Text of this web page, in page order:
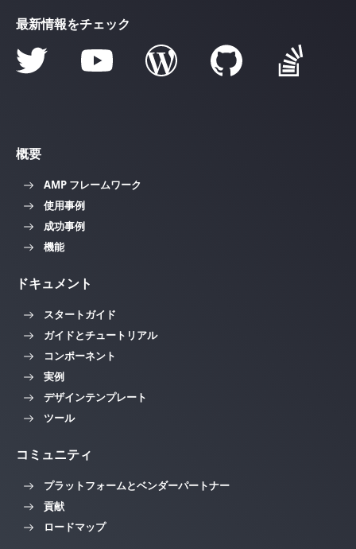
最新情報をチェック
概要
AMP フレームワーク
使用事例
成功事例
機能
ドキュメント
スタートガイド
ガイドとチュートリアル
コンポーネント
実例
デザインテンプレート
ツール
コミュニティ
プラットフォームとベンダーパートナー
貢献
ロードマップ